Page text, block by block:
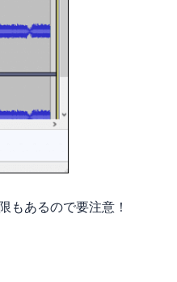
もあるので要注意！